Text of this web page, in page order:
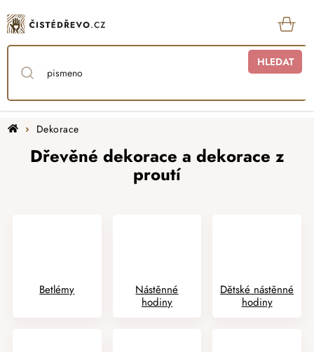
na
obsah
HLEDAT
DomůDekorace
Dřevěné dekorace a dekorace z
proutí
Betlémy
Nástěnné
hodiny
Dětské nástěnné
hodiny